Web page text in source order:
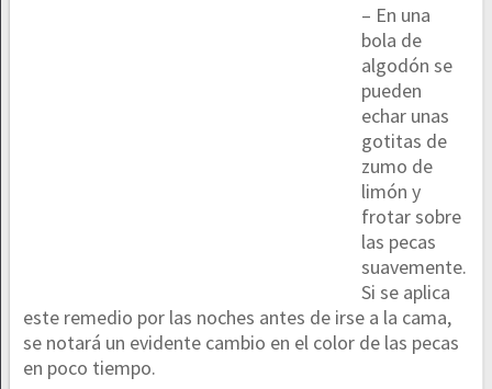
– En una
bola de
algodón se
pueden
echar unas
gotitas de
zumo de
limón y
frotar sobre
las pecas
suavemente.
Si se aplica
este remedio por las noches antes de irse a la cama,
se notará un evidente cambio en el color de las pecas
en poco tiempo.